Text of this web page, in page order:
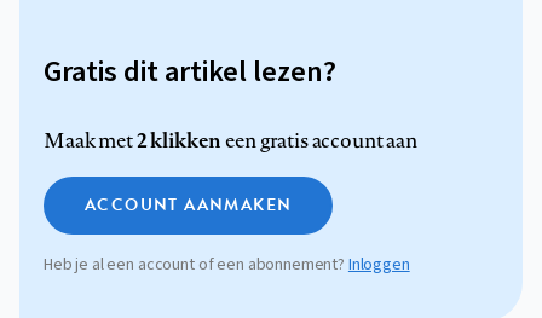
Gratis dit artikel lezen?
Maak met2 klikkeneen gratis account aan
ACCOUNT AANMAKEN
Heb je al een account of een abonnement? Inloggen